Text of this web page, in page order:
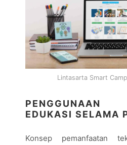
Lintasarta Smart
PENGGUNAAN
EDUKASI SELAMA
Konsep pemanfaatan